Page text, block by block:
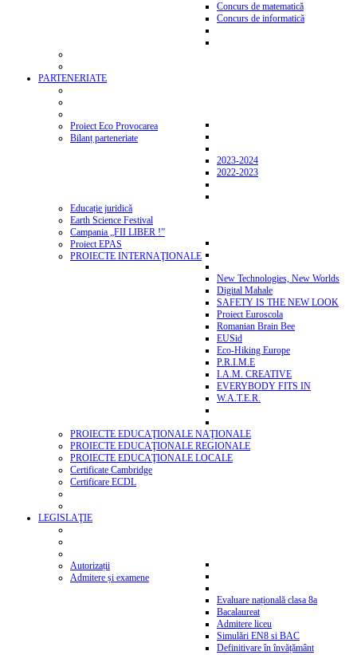
Concurs de matematică
Concurs de informatică
PARTENERIATE
Proiect Eco Provocarea
Bilanț parteneriate
2023-2024
2022-2023
Educație juridică
Earth Science Festival
Campania „FII LIBER !”
Proiect EPAS
PROIECTE INTERNAŢIONALE
New Technologies, New Worlds
Digital Mahale
SAFETY IS THE NEW LOOK
Proiect Euroscola
Romanian Brain Bee
EUSid
Eco-Hiking Europe
P.R.I.M.E
I.A.M. CREATIVE
EVERYBODY FITS IN
W.A.T.E.R.
PROIECTE EDUCAŢIONALE NAŢIONALE
PROIECTE EDUCAŢIONALE REGIONALE
PROIECTE EDUCAŢIONALE LOCALE
Certificate Cambridge
Certificare ECDL
LEGISLAŢIE
Autorizații
Admitere și examene
Evaluare națională clasa 8a
Bacalaureat
Admitere liceu
Simulări EN8 si BAC
Definitivare în învățământ